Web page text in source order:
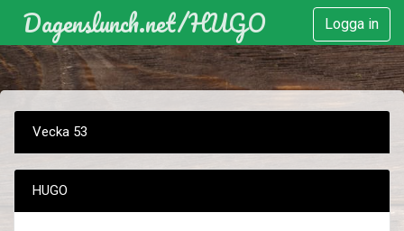
Dagenslunch.net/HUGO Logga in
Vecka 53
HUGO